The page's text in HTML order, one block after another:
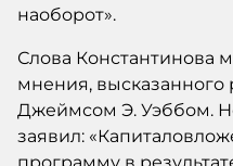
наоборот».
Слова Константинова
мнения,
Джеймсом Э. Уэббом.
заявил: